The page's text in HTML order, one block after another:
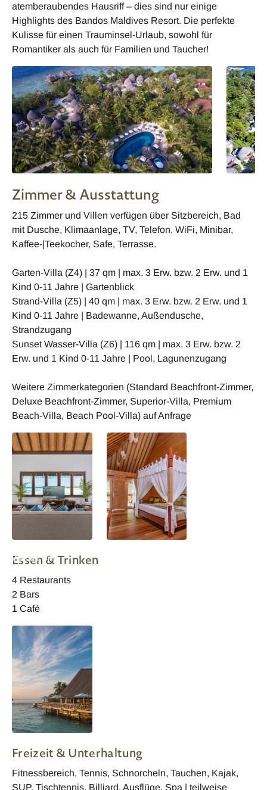
atemberaubendes Hausriff – dies sind nur einige
Highlights des Bandos Maldives Resort. Die perfekte
Kulisse für einen Trauminsel-Urlaub, sowohl für
Romantiker als auch für Familien und Taucher!
Zimmer & Ausstattung
215 Zimmer und Villen verfügen über Sitzbereich, Bad
mit Dusche, Klimaanlage, TV, Telefon, WiFi, Minibar,
Kaffee-|Teekocher, Safe, Terrasse.
Garten-Villa (Z4) | 37 qm | max. 3 Erw. bzw. 2 Erw. und 1
Kind 0-11 Jahre | Gartenblick
Strand-Villa (Z5) | 40 qm | max. 3 Erw. bzw. 2 Erw. und 1
Kind 0-11 Jahre | Badewanne, Außendusche,
Strandzugang
Sunset Wasser-Villa (Z6) | 116 qm | max. 3 Erw. bzw. 2
Erw. und 1 Kind 0-11 Jahre | Pool, Lagunenzugang
Weitere Zimmerkategorien (Standard Beachfront-Zimmer,
Deluxe Beachfront-Zimmer, Superior-Villa, Premium
Beach-Villa, Beach Pool-Villa) auf Anfrage
Wasser Villa
Essen & Trinken
4 Restaurants
2 Bars
1 Café
Freizeit & Unterhaltung
Fitnessbereich, Tennis, Schnorcheln, Tauchen, Kajak,
SUP, Tischtennis, Billiard, Ausflüge, Spa | teilweise